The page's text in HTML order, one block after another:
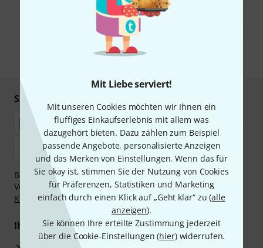
Mit Liebe serviert!
Mit unseren Cookies möchten wir Ihnen ein
fluffiges Einkaufserlebnis mit allem was
dazugehört bieten. Dazu zählen zum Beispiel
passende Angebote, personalisierte Anzeigen
und das Merken von Einstellungen. Wenn das für
Sie okay ist, stimmen Sie der Nutzung von Cookies
für Präferenzen, Statistiken und Marketing
einfach durch einen Klick auf „Geht klar“ zu (alle
anzeigen).
Sie können Ihre erteilte Zustimmung jederzeit
über die Cookie-Einstellungen (hier) widerrufen.
Mit Klick auf „Jetzt anmelden“ stimmen Sie dem Erhalt von E-Mail-
Werbung und einer Messung des E-Mail-Nutzungsverhaltens zu. Die
Abmeldung ist jederzeit möglich. Weitere Informationen finden Sie in
unserenDatenschutzhinweisen
* Pflichtfeld
Sicher einkaufen & bezahlen
Bezahlen Sie vertraulich und sicher per Nachnahme,
Vorkasse, PayPal, Amazon Pay,Klarna Sofort bezahlen
Klarna Ratenzahlungoder Kreditkarte.
Ihre Vorteile
3 Jahre Thomann Garantie